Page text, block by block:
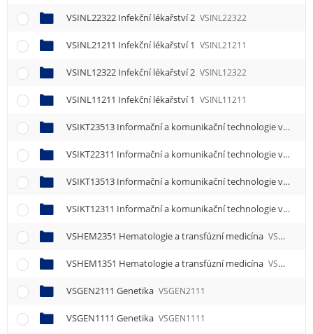
VSINL22322 Infekční lékařství 2 VSINL22322
VSINL21211 Infekční lékařství 1 VSINL21211
VSINL12322 Infekční lékařství 2 VSINL12322
VSINL11211 Infekční lékařství 1 VSINL11211
VSIKT23513 Informační a komunikační technologie ve zdravotnictví 3
VSIKT22311 Informační a komunikační technologie ve zdravotnictví 1
VSIKT13513 Informační a komunikační technologie ve zdravotnictví 3
VSIKT12311 Informační a komunikační technologie ve zdravotnictví 1
VSHEM2351 Hematologie a transfúzní medicína VSHEM2351
VSHEM1351 Hematologie a transfúzní medicína VSHEM1351
VSGEN2111 Genetika VSGEN2111
VSGEN1111 Genetika VSGEN1111